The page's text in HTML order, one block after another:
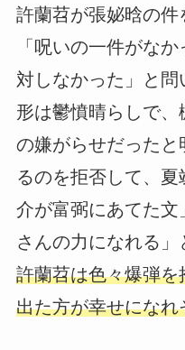
許蘭苕が張妼晗の
「呪いの一件がな
対しなかった」と
形は鬱憤晴らしで
の嫌がらせだったと
るのを拒否して、
介が富弼にあてた
さんの力になれる」
許蘭苕は色々爆弾
出た方が幸せにな